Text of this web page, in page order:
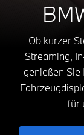
Ob kurzer
Streaming,
genießen
für